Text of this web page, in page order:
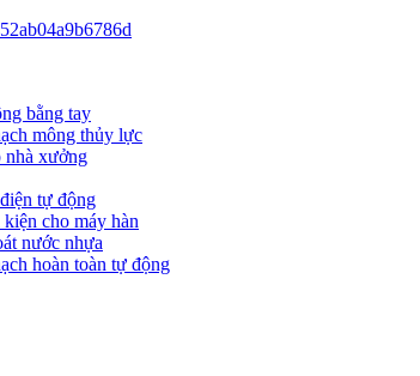
bằng tay
mông thủy lực
nhà xưởng
tự động
cho máy hàn
nước nhựa
hoàn toàn tự động